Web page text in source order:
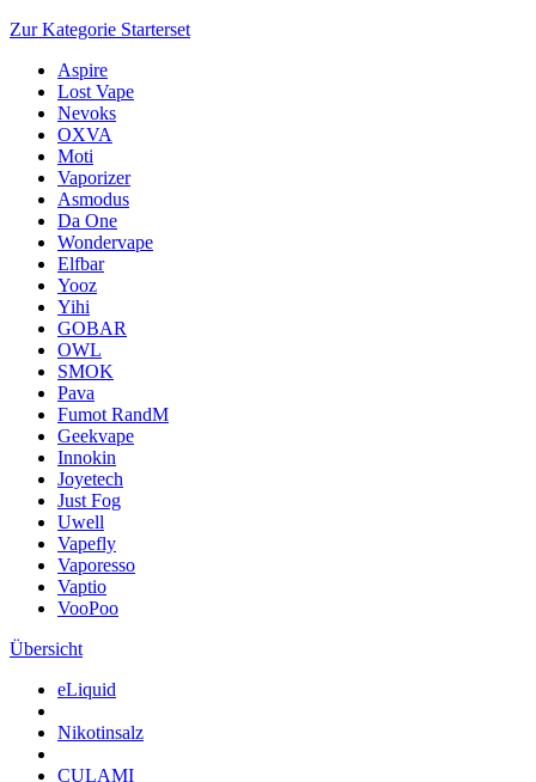
Zur Kategorie Starterset
Aspire
Lost Vape
Nevoks
OXVA
Moti
Vaporizer
Asmodus
Da One
Wondervape
Elfbar
Yooz
Yihi
GOBAR
OWL
SMOK
Pava
Fumot RandM
Geekvape
Innokin
Joyetech
Just Fog
Uwell
Vapefly
Vaporesso
Vaptio
VooPoo
Übersicht
eLiquid
Nikotinsalz
CULAMI